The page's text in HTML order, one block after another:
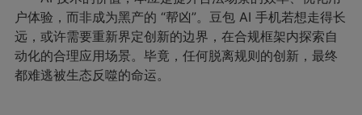
户体验，而非成为黑产的 “帮凶”。豆包 AI 手机若想走得长
远，或许需要重新界定创新的边界，在合规框架内探索自
动化的合理应用场景。毕竟，任何脱离规则的创新，最终
都难逃被生态反噬的命运。